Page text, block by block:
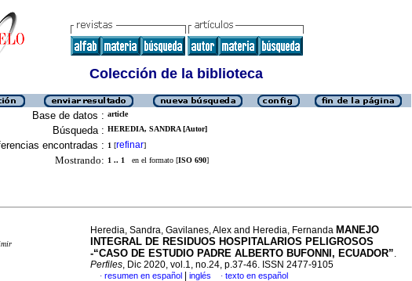
Colección de la biblioteca
Base de datos : article
Búsqueda : HEREDIA, SANDRA [Autor]
encontradas : 1 [refinar]
Mostrando: 1 .. 1 en el formato [ISO 690]
Heredia, Sandra, Gavilanes, Alex and Heredia, Fernanda MANEJO
INTEGRAL DE RESIDUOS HOSPITALARIOS PELIGROSOS
-“CASO DE ESTUDIO PADRE ALBERTO BUFONNI, ECUADOR”.
Perfiles, Dic 2020, vol.1, no.24, p.37-46. ISSN 2477-9105
· resumen en español inglés · texto en español